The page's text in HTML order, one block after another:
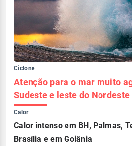
Ciclone
Atenção para o mar muito
Sudeste e leste do Nordeste
Calor
Calor intenso em BH, Palmas,
Brasília e em Goiânia